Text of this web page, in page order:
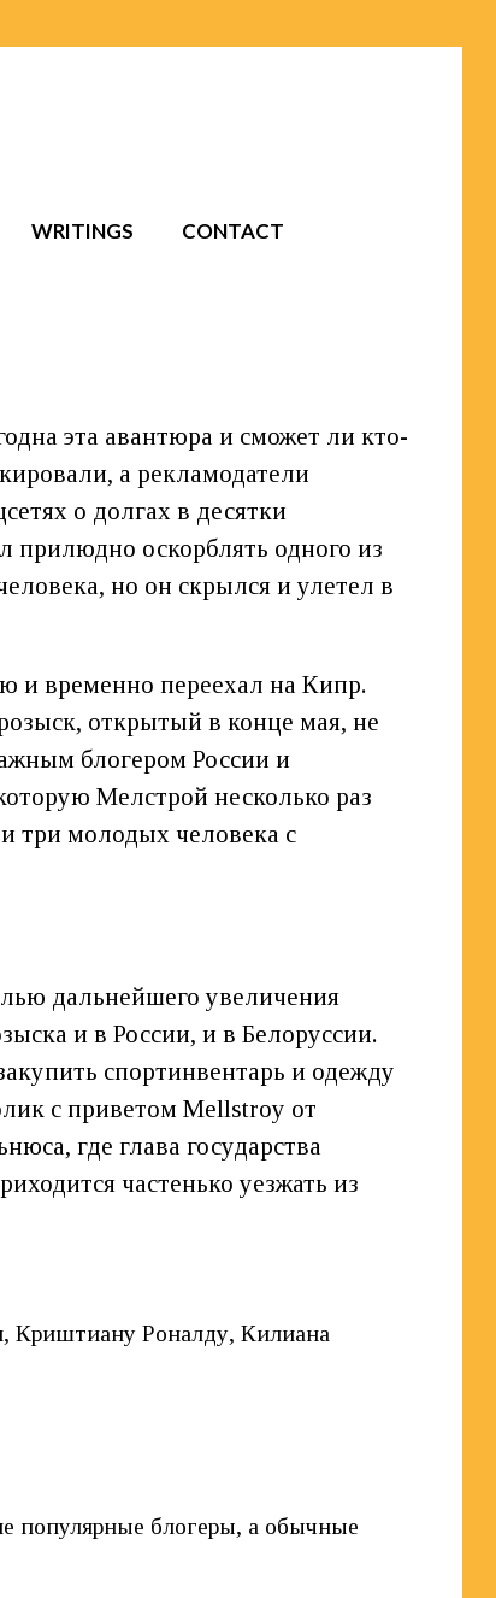
WRITINGS CONTACT
эта авантюра и сможет ли кто-
а рекламодатели
о долгах в десятки
прилюдно оскорблять одного из
но он скрылся и улетел в
и временно переехал на Кипр.
открытый в конце мая, не
блогером России и
Мелстрой несколько раз
три молодых человека с
дальнейшего увеличения
и в России, и в Белоруссии.
спортинвентарь и одежду
с приветом Mellstroy от
где глава государства
частенько уезжать из
Криштиану Роналду, Килиана
популярные блогеры, а обычные